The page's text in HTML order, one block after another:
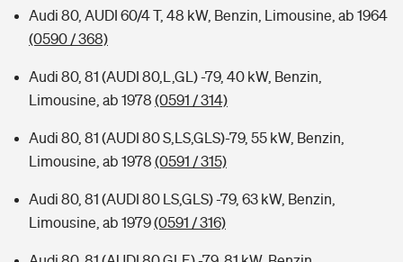
Audi 80, AUDI 60/4 T, 48 kW, Benzin, Limousine, ab 1964
(0590 / 368)
Audi 80, 81 (AUDI 80,L,GL) -79, 40 kW, Benzin,
Limousine, ab 1978 (0591 / 314)
Audi 80, 81 (AUDI 80 S,LS,GLS)-79, 55 kW, Benzin,
Limousine, ab 1978 (0591 / 315)
Audi 80, 81 (AUDI 80 LS,GLS) -79, 63 kW, Benzin,
Limousine, ab 1979(0591 / 316)